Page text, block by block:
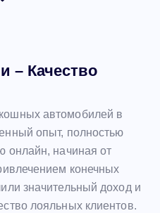
– Качество
автомобилей в
опыт, полностью
онлайн, начиная от
конечных
значительный доход и
лояльных клиентов.